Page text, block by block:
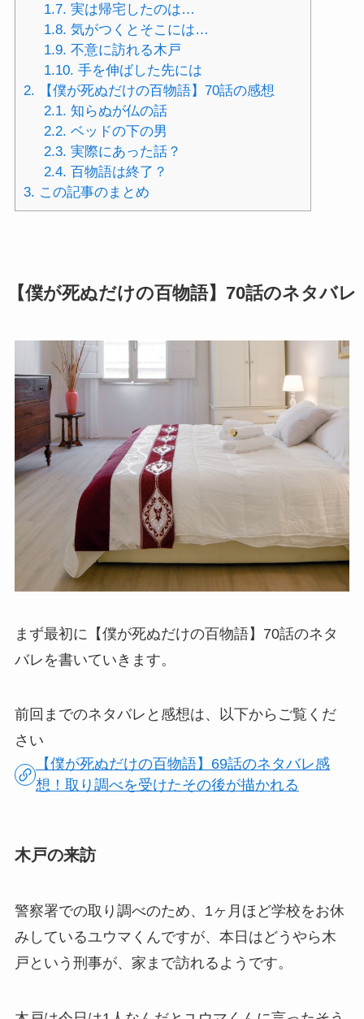
1.7. 実は帰宅したのは…
1.8. 気がつくとそこには…
1.9. 不意に訪れる木戸
1.10. 手を伸ばした先には
2. 【僕が死ぬだけの百物語】70話の感想
2.1. 知らぬが仏の話
2.2. ベッドの下の男
2.3. 実際にあった話？
2.4. 百物語は終了？
3. この記事のまとめ
【僕が死ぬだけの百物語】70話のネタバレ
まず最初に【僕が死ぬだけの百物語】70話のネタ
バレを書いていきます。
前回までのネタバレと感想は、以下からご覧くだ
さい
【僕が死ぬだけの百物語】69話のネタバレ感
想！取り調べを受けたその後が描かれる
木戸の来訪
警察署での取り調べのため、1ヶ月ほど学校をお休
みしているユウマくんですが、本日はどうやら木
戸という刑事が、家まで訪れるようです。